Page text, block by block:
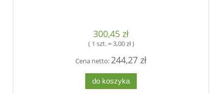
300,45 zł
( 1 szt. = 3,00 zł )
Cena netto: 244,27 zł
do koszyka